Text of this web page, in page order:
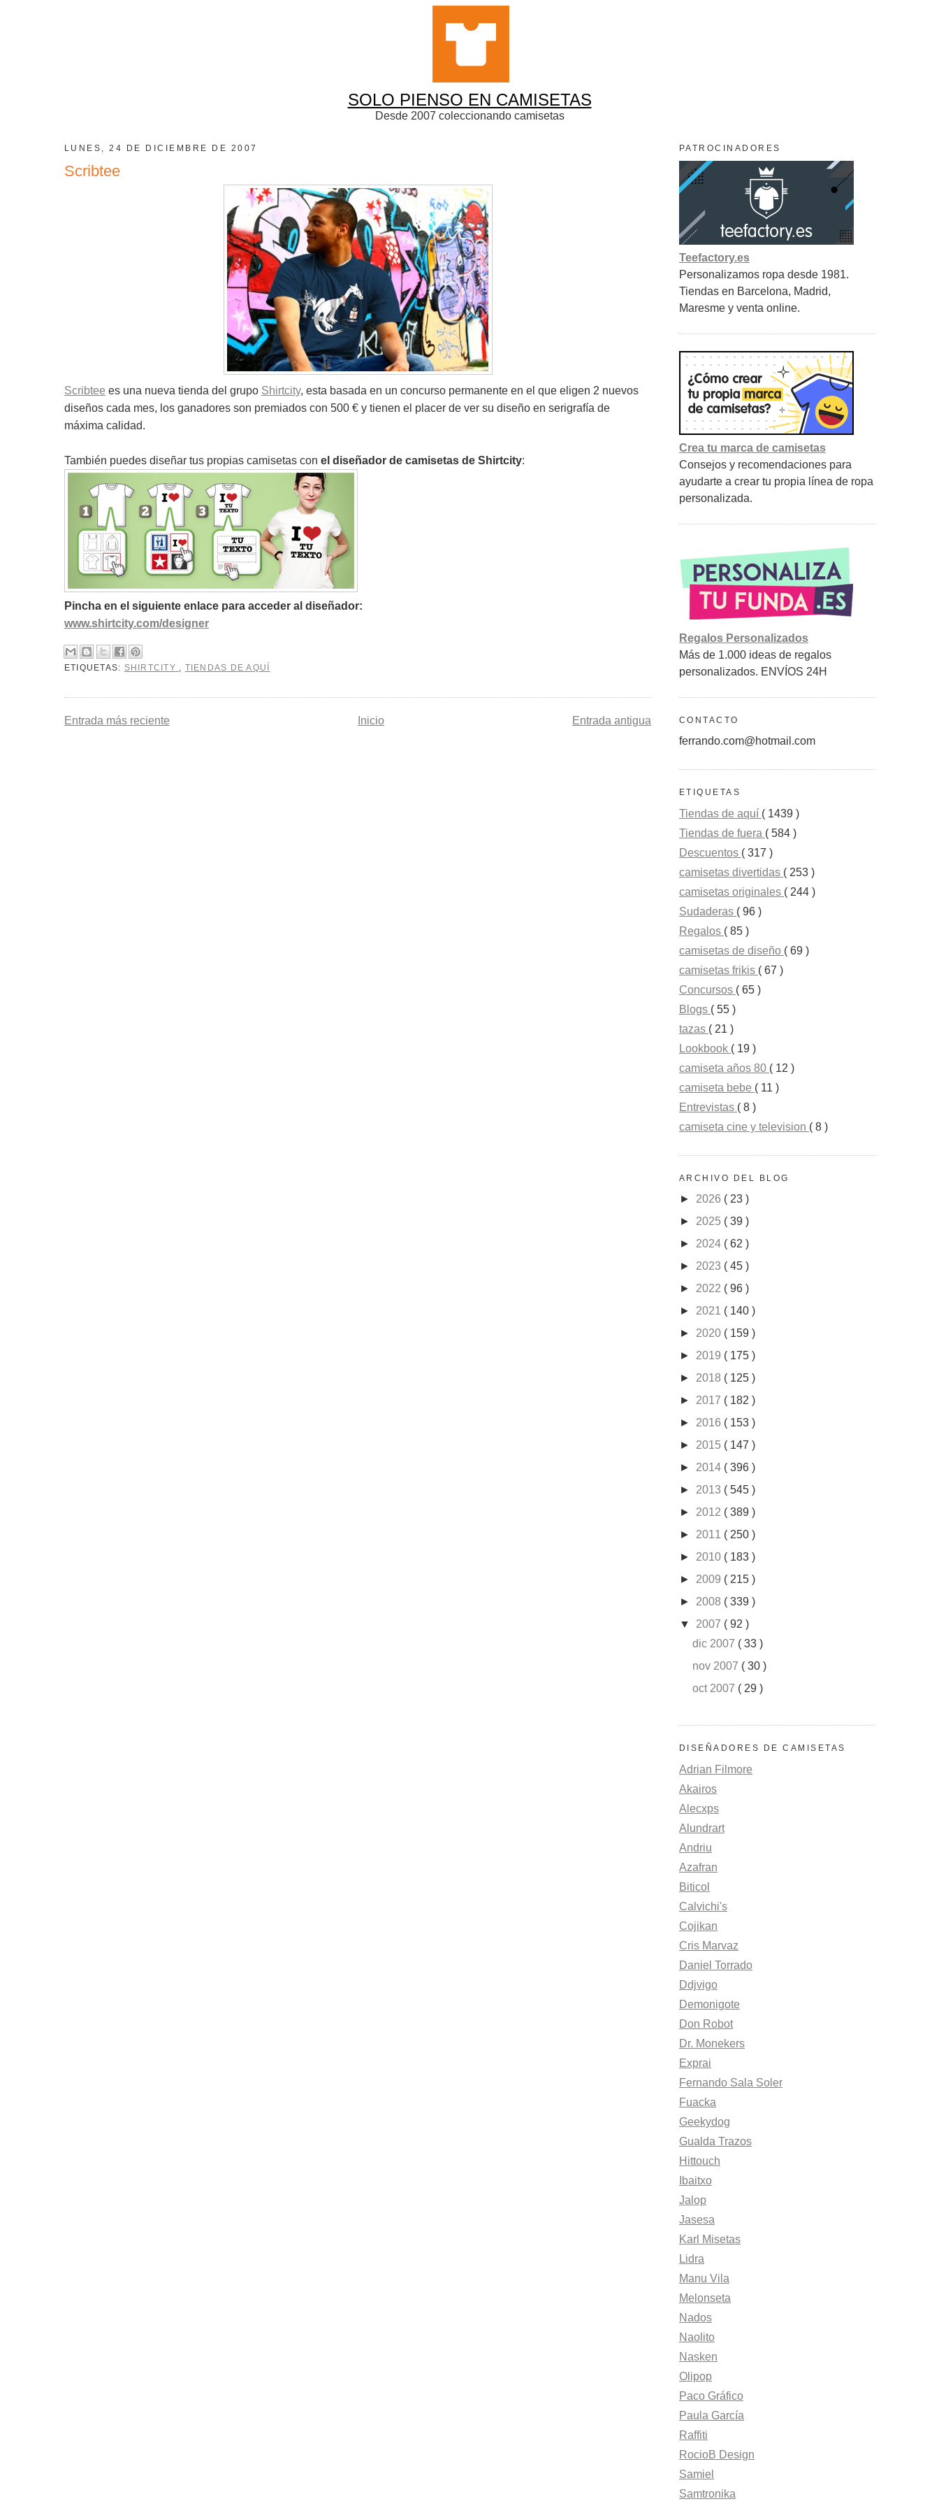
SOLO PIENSO EN CAMISETAS
Desde 2007 coleccionando camisetas
LUNES, 24 DE DICIEMBRE DE 2007
Scribtee
Scribtee es una nueva tienda del grupo Shirtcity, esta basada en un concurso permanente en el que eligen 2 nuevos
diseños cada mes, los ganadores son premiados con 500 € y tienen el placer de ver su diseño en serigrafía de
máxima calidad.
También puedes diseñar tus propias camisetas con el diseñador de camisetas de Shirtcity:
Pincha en el siguiente enlace para acceder al diseñador:
www.shirtcity.com/designer
ETIQUETAS: SHIRTCITY , TIENDAS DE AQUÍ
Entrada más reciente Entrada antigua
Inicio
PATROCINADORES
Teefactory.es
Personalizamos ropa desde 1981.
Tiendas en Barcelona, Madrid,
Maresme y venta online.
Crea tu marca de camisetas
Consejos y recomendaciones para
ayudarte a crear tu propia línea de ropa
personalizada.
Regalos Personalizados
Más de 1.000 ideas de regalos
personalizados. ENVÍOS 24H
CONTACTO
ferrando.com@hotmail.com
ETIQUETAS
Tiendas de aquí ( 1439 )
Tiendas de fuera ( 584 )
Descuentos ( 317 )
camisetas divertidas ( 253 )
camisetas originales ( 244 )
Sudaderas ( 96 )
Regalos ( 85 )
camisetas de diseño ( 69 )
camisetas frikis ( 67 )
Concursos ( 65 )
Blogs ( 55 )
tazas ( 21 )
Lookbook ( 19 )
camiseta años 80 ( 12 )
camiseta bebe ( 11 )
Entrevistas ( 8 )
camiseta cine y television ( 8 )
ARCHIVO DEL BLOG
► 2026 ( 23 )
► 2025 ( 39 )
► 2024 ( 62 )
► 2023 ( 45 )
► 2022 ( 96 )
► 2021 ( 140 )
► 2020 ( 159 )
► 2019 ( 175 )
► 2018 ( 125 )
► 2017 ( 182 )
► 2016 ( 153 )
► 2015 ( 147 )
► 2014 ( 396 )
► 2013 ( 545 )
► 2012 ( 389 )
► 2011 ( 250 )
► 2010 ( 183 )
► 2009 ( 215 )
► 2008 ( 339 )
▼ 2007 ( 92 )
dic 2007 ( 33 )
nov 2007 ( 30 )
oct 2007 ( 29 )
DISEÑADORES DE CAMISETAS
Adrian Filmore
Akairos
Alecxps
Alundrart
Andriu
Azafran
Biticol
Calvichi's
Cojikan
Cris Marvaz
Daniel Torrado
Ddjvigo
Demonigote
Don Robot
Dr. Monekers
Exprai
Fernando Sala Soler
Fuacka
Geekydog
Gualda Trazos
Hittouch
Ibaitxo
Jalop
Jasesa
Karl Misetas
Lidra
Manu Vila
Melonseta
Nados
Naolito
Nasken
Olipop
Paco Gráfico
Paula García
Raffiti
RocioB Design
Samiel
Samtronika